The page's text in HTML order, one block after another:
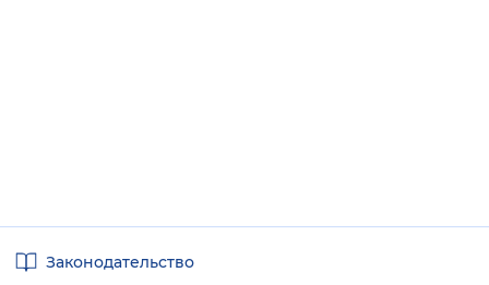
ссылкиЗаконодательство